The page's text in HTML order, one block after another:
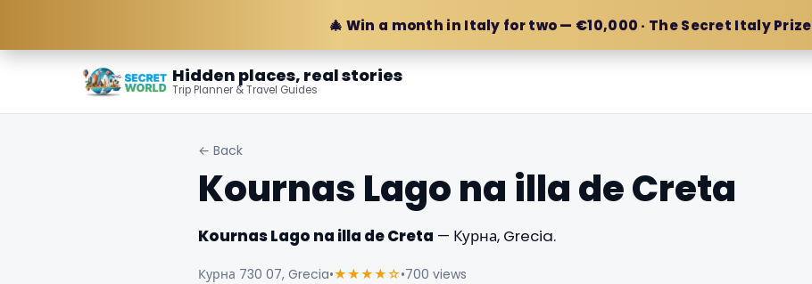
🎄 Win a month in Italy for two — €10,000 · The Secret Italy Prize
Hidden places, real stories
Trip Planner & Travel Guides
← Back
Kournas Lago na illa de Creta
Kournas Lago na illa de Creta — Курна, Grecia.
Курна 730 07, Grecia•★★★★☆•700 views